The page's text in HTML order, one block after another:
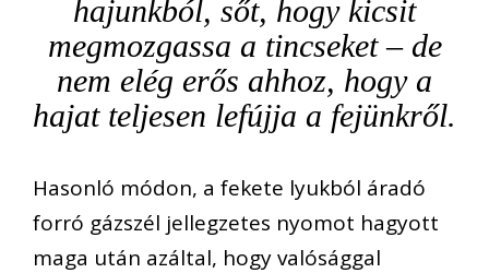
hajunkból, sőt, hogy kicsit
megmozgassa a tincseket – de
nem elég erős ahhoz, hogy a
hajat teljesen lefújja a fejünkről.
Hasonló módon, a fekete lyukból áradó
forró gázszél jellegzetes nyomot hagyott
maga után azáltal, hogy valósággal